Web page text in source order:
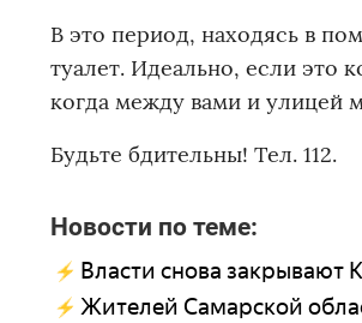
В это период, находясь в
туалет. Идеально, если это
когда между вами и улицей
Будьте бдительны! Тел. 112.
Новости по теме:
Власти снова
Жителей Самарской